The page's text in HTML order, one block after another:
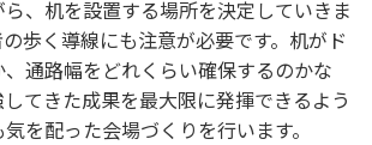
、机を設置する場所を決定していきま
歩く導線にも注意が必要です。机がド
通路幅をどれくらい確保するのかな
てきた成果を最大限に発揮できるよう
を配った会場づくりを行います。